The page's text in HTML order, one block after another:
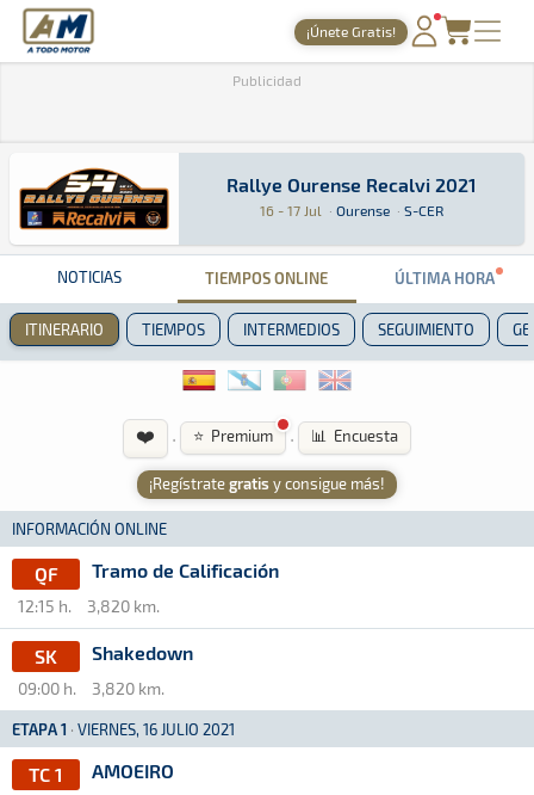
A Todo Motor · Revista del motor desde 1999
¡Únete Gratis!
NOTICIAS
AGENDA
GALERÍAS
TIENDA
ARCHIVO
Publicidad
Rallye Ourense Recalvi 2021
Rallye Ourense Recalvi 2021
16 - 17 Jul · Ourense · S-CER
Rally · Rallye Ourense Recalvi 2021 · S-
Ourense
NOTICIAS TIEMPOS ONLINE ÚLTIMA HORA
ITINERARIO TIEMPOS INTERMEDIOS SEGUIMIENTO
❤️ · ⭐ Premium · 📊 Encuesta
¡Regístrategratis y consigue más!
INFORMACIÓN ONLINE
QF Tramo de Calificación
12:15 h. 3,820 km.
SK Shakedown
09:00 h. 3,820 km.
ETAPA 1 · VIERNES, 16 JULIO 2021
TC 1 AMOEIRO